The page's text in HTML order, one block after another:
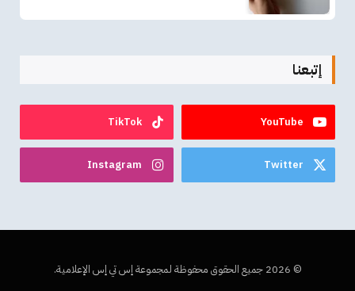
إتبعنا
YouTube
TikTok
Twitter
Instagram
© 2026 جميع الحقوق محفوظة لمجموعة إس تي إس الإعلامية.